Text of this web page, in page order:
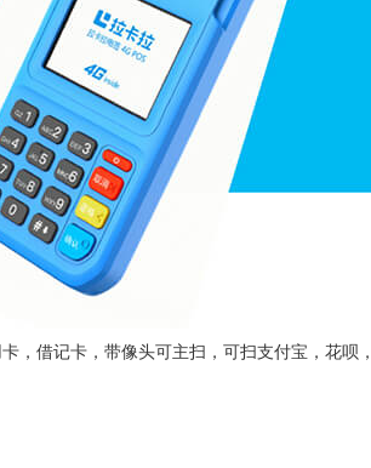
，借记卡，带像头可主扫，可扫支付宝，花呗